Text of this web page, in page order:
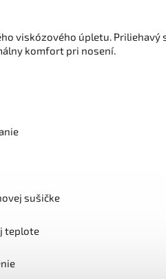
viskózového úpletu.
komfort pri nosení.
sušičke
teplote